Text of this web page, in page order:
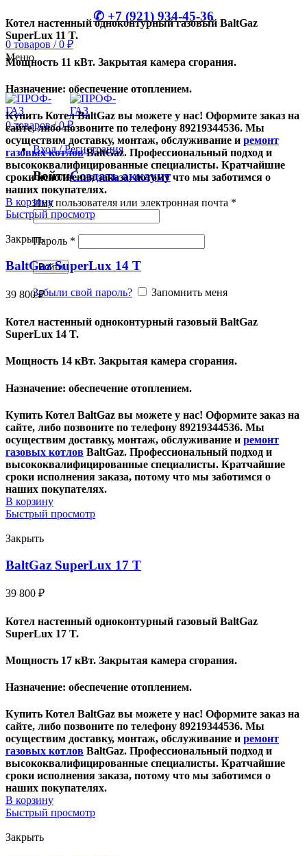
✆ +7 (921) 934-45-36
0 товаров / 0 ₽
Меню
0товаров / 0₽
Вход / Регистрация
ВойтиСоздать аккаунт
Имя пользователя или электронная почта *
Пароль *
Войти
Забыли свой пароль? Запомнить меня
Котел настенный одноконтурный газовый BaltGaz
SuperLux 11 T.
Мощность 11 кВт. Закрытая камера сгорания.
Назначение: обеспечение отоплением.
Купить Котел BaltGaz вы можете у нас! Оформите заказ на
сайте, либо позвоните по телефону 89219344536. Мы
осуществим доставку, монтаж, обслуживание и ремонт
газовых котловBaltGaz. Профессиональный подход и
высококвалифицированные специалисты. Кратчайшие
сроки исполнения заказа, потому что мы заботимся о
наших покупателях.
В корзину
Быстрый просмотр
Закрыть
BaltGaz SuperLux 14 T
39 800₽
Котел настенный одноконтурный газовый BaltGaz
SuperLux 14 T.
Мощность 14 кВт. Закрытая камера сгорания.
Назначение: обеспечение отоплением.
Купить Котел BaltGaz вы можете у нас! Оформите заказ на
сайте, либо позвоните по телефону 89219344536. Мы
осуществим доставку, монтаж, обслуживание и ремонт
газовых котлов BaltGaz. Профессиональный подход и
высококвалифицированные специалисты. Кратчайшие
сроки исполнения заказа, потому что мы заботимся о
наших покупателях.
В корзину
Быстрый просмотр
Закрыть
BaltGaz SuperLux 17 T
39 800 ₽
Котел настенный одноконтурный газовый BaltGaz
SuperLux 17 T.
Мощность 17 кВт. Закрытая камера сгорания.
Назначение: обеспечение отоплением.
Купить Котел BaltGaz вы можете у нас! Оформите заказ на
сайте, либо позвоните по телефону 89219344536. Мы
осуществим доставку, монтаж, обслуживание и ремонт
газовых котлов BaltGaz. Профессиональный подход и
высококвалифицированные специалисты. Кратчайшие
сроки исполнения заказа, потому что мы заботимся о
наших покупателях.
В корзину
Быстрый просмотр
Закрыть